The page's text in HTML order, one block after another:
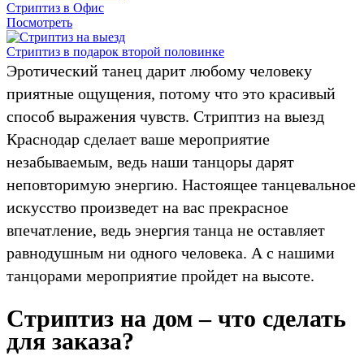
Стриптиз в Офис
Посмотреть
Стриптиз в подарок второй половинке
Эротический танец дарит любому человеку
приятные ощущения, потому что это красивый
способ выражения чувств. Стриптиз на выезд
Краснодар сделает ваше мероприятие
незабываемым, ведь наши танцоры дарят
неповторимую энергию. Настоящее танцевальное
искусство произведет на вас прекрасное
впечатление, ведь энергия танца не оставляет
равнодушным ни одного человека. А с нашими
танцорами мероприятие пройдет на высоте.
Стриптиз на дом – что сделать
для заказа?